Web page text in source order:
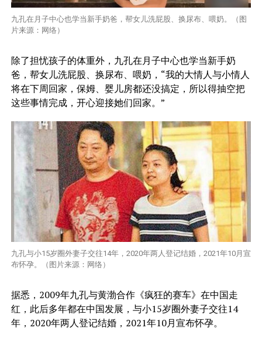
九孔在月子中心也学当新手奶爸，帮女儿洗屁股、换尿布、喂奶。（图
片来源：网络）
除了担忧孩子的体重外，九孔在月子中心也学当新手奶
爸，帮女儿洗屁股、换尿布、喂奶，“我的大情人与小情人
将在下周回家，保姆、婴儿房都还没搞定，所以得抽空把
这些事情完成，开心迎接她们回家。”
九孔与小15岁圈外妻子交往14年，2020年两人登记结婚，2021年10月宣
布怀孕。（图片来源：网络）
据悉，2009年九孔与黄渤合作《疯狂的赛车》在中国走
红，此后多年都在中国发展，与小15岁圈外妻子交往14
年，2020年两人登记结婚，2021年10月宣布怀孕。